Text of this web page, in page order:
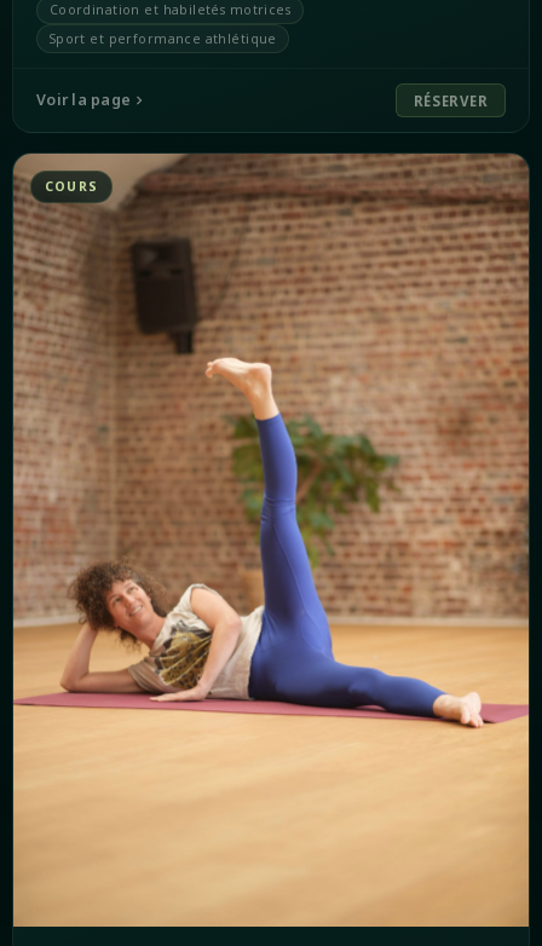
Coordination et habiletés motrices
Sport et performance athlétique
Voir la page RÉSERVER
COURS